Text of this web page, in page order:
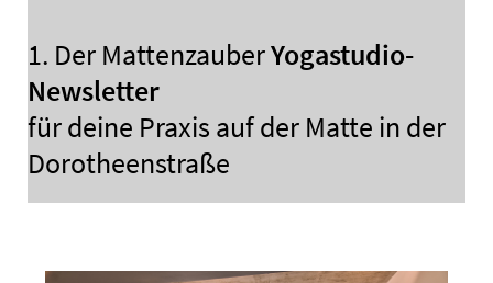
1. Der MattenzauberYogastudio-
Newsletter
für deine Praxis auf der Matte in der
Dorotheenstraße